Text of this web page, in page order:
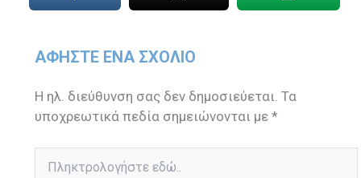
ΑΦΉΣΤΕ ΈΝΑ ΣΧΌΛΙΟ
Η ηλ. διεύθυνση σας δεν δημοσιεύεται. Τα
υποχρεωτικά πεδία σημειώνονται με*
εδώ..